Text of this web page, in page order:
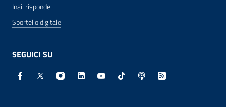
Inail risponde
Sportello digitale
SEGUICI SU
Facebook - Sito esterno - Apertura in nuova finestra
X - Sito esterno - Apertura in nuova finestra
Instagram - Sito esterno - Apertura in
Linkedin - Sito esterno - Apertura in
Youtube - Sito esterno -
TikTok - Sito esterno -
Spreaker - Sito
Feed RSS -